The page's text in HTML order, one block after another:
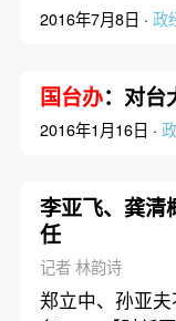
2016年7月8日 · 政
国台办：对台
2016年1月16日 ·
李亚飞、龚清
任
记者 林韵诗
郑立中、孙亚夫